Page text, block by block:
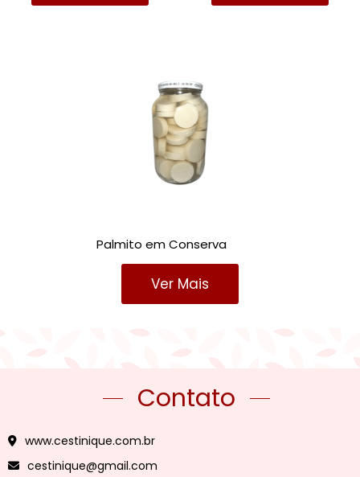
Palmito em Conserva
Ver Mais
Contato
www.cestinique.com.br
cestinique@gmail.com